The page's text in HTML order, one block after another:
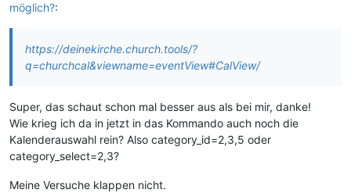
möglich?:
https://deinekirche.church.tools/?
q=churchcal&viewname=eventView#CalView/
Super, das schaut schon mal besser aus als bei mir, danke!
Wie krieg ich da in jetzt in das Kommando auch noch die
Kalenderauswahl rein? Also category_id=2,3,5 oder
category_select=2,3?
Meine Versuche klappen nicht.